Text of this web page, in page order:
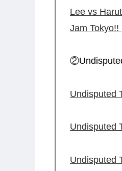
Lee vs
Jam
Undisputed
Undisputed
Undisputed